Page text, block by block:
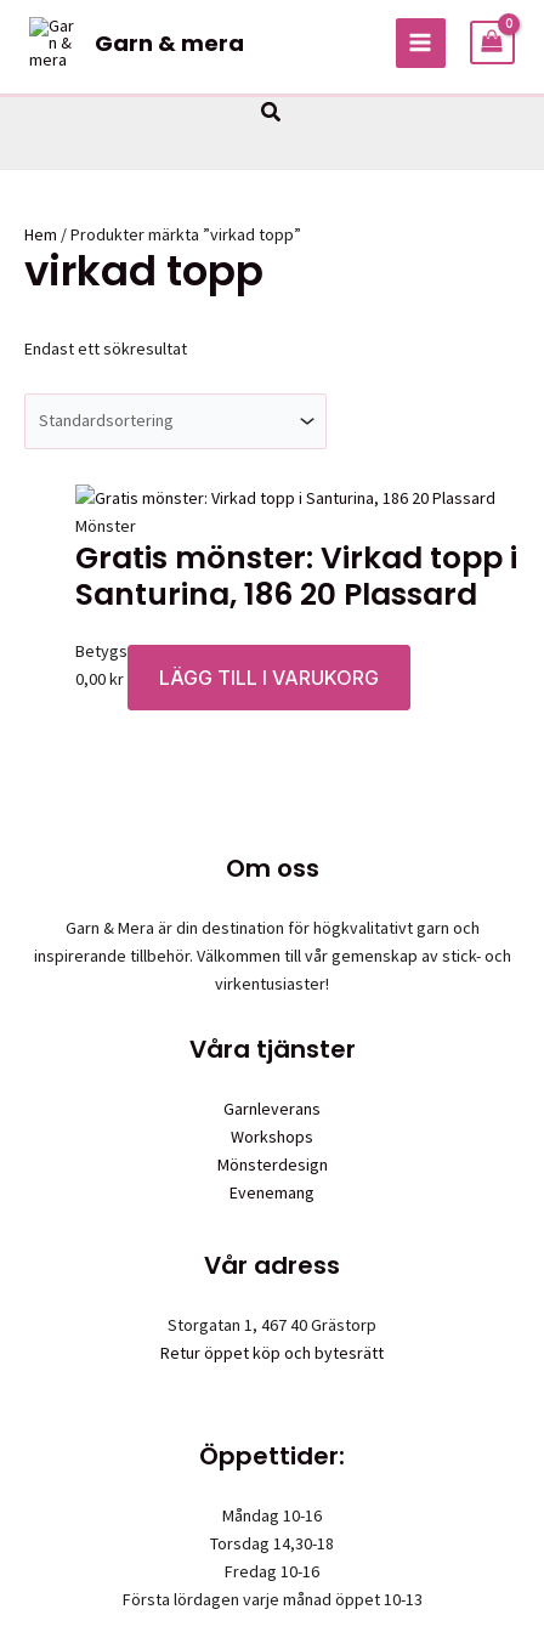
Hoppa
innehåll
Garn & mera
MAIN
Sök
Hem / Produkter märkta ”virkad topp”
virkad topp
Endast ett sökresultat
Mönster
Gratis mönster: Virkad topp i
Santurina, 186 20 Plassard
Betygsatt0av 5
0,00kr LÄGG TILL I VARUKORG
Om oss
Garn & Mera är din destination för högkvalitativt garn och
inspirerande tillbehör. Välkommen till vår gemenskap av stick- och
virkentusiaster!
Våra tjänster
Garnleverans
Workshops
Mönsterdesign
Evenemang
Vår adress
Storgatan 1, 467 40 Grästorp
Retur öppet köp och bytesrätt
Öppettider:
Måndag 10-16
Torsdag 14,30-18
Fredag 10-16
Första lördagen varje månad öppet 10-13